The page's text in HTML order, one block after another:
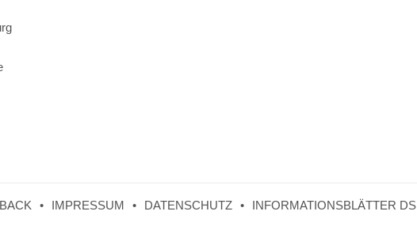
IMPRESSUM DATENSCHUTZ INFORMATIONSBLÄTTER DS